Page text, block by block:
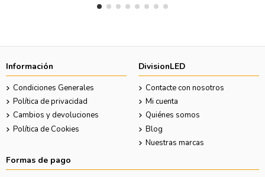
Información
Condiciones Generales
Política de privacidad
Cambios y devoluciones
Política de Cookies
DivisionLED
Contacte con nosotros
Mi cuenta
Quiénes somos
Blog
Nuestras marcas
Formas de pago